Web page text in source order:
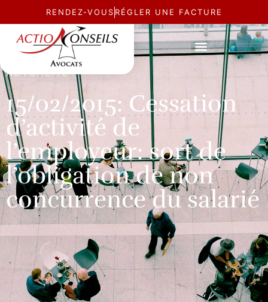
RENDEZ-VOUS RÉGLER UNE FACTURE
ACTUALITÉ
15/02/2015: Cessation
d’activité de
l’employeur: sort de
l’obligation de non
concurrence du salarié